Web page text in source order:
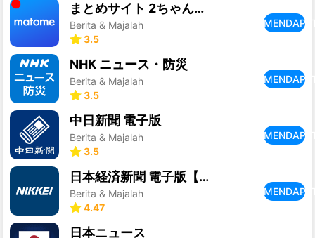
まとめサイト 2ちゃんねる・5ちゃんねるMT 2ch・5ch
Berita & Majalah
3.5
NHK ニュース・防災
Berita & Majalah
3.5
中日新聞 電子版
Berita & Majalah
3.5
日本経済新聞 電子版【公式】／経済ニュースアプリ
Berita & Majalah
4.47
日本ニュース